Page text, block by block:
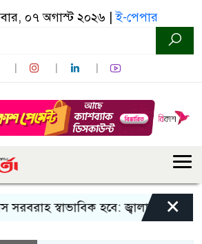
০৭ অগাস্ট ২০২৬ |ই-পেপার
স্বাভাবিক হবে: জ্বালানি মন্ত্রী ×